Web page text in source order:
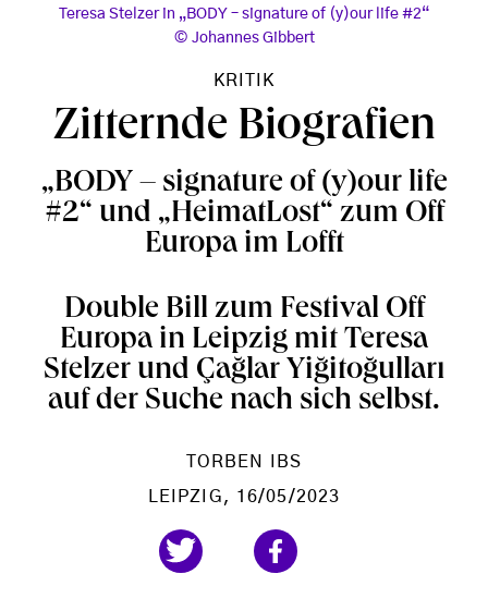
Teresa Stelzer in „BODY – signature of (y)our life #2“
Johannes Gibbert
KRITIK
Zitternde Biografien
„BODY – signature of (y)our life
#2“ und „HeimatLost“ zum Off
Europa im Lofft
Double Bill zum Festival Off
Europa in Leipzig mit Teresa
Stelzer und Çağlar Yiğitoğulları
auf der Suche nach sich selbst.
TORBEN IBS
LEIPZIG , 16/05/2023